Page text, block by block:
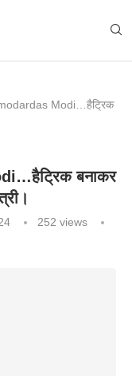
Modi…हैट्रिक
बनाकर
252 views